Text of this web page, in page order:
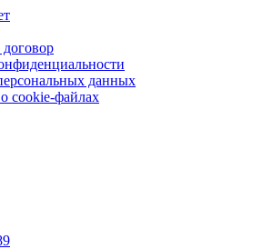
данных
cookie-файлах